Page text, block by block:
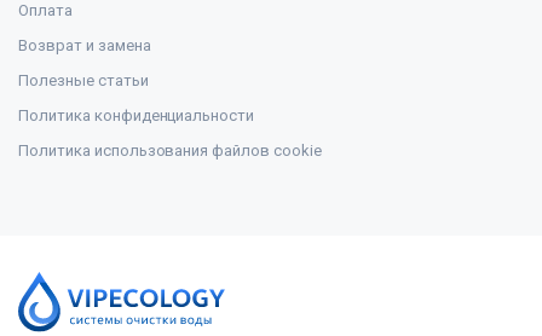
Оплата
Возврат и замена
Полезные статьи
Политика конфиденциальности
Политика использования файлов cookie